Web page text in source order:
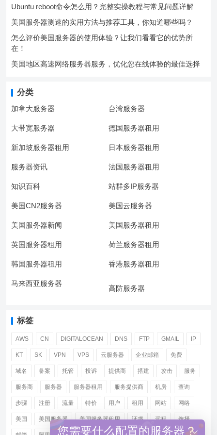
Ubuntu reboot命令怎么用？完整实操教程与常见问题详解
美国服务器测速的实用方法与推荐工具，你知道哪些吗？
怎么评价美国服务器的使用体验？让我们看看它的优势所
在！
美国地区高速网络服务器服务，优化您在线体验的最佳选择
分类
加拿大服务器 台湾服务器
大带宽服务器 德国服务器租用
新加坡服务器租用 日本服务器租用
服务器资讯 法国服务器租用
知识百科 站群多IP服务器
美国CN2服务器 美国云服务器
美国服务器新闻 美国服务器租用
英国服务器租用 荷兰服务器租用
韩国服务器租用 香港服务器租用
马来西亚服务器
高防服务器
标签
AWS CN DIGITALOCEAN DNS FTP GMAIL IP
KT SK VPN VPS 云服务器 企业邮箱 免费
域名 备案 托管 投诉 提供商 搭建 攻击 服务
服务商 服务器 服务器租用 服务提供商 机房 查询
步骤 注册 流量 特价 用户 租用 网站 网络
美国 美国服务器 美国服务器租用 证书 远程 选择
您需要什么配置的服务器？